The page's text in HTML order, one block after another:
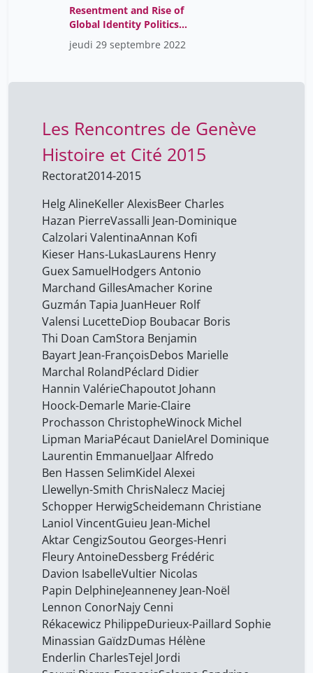
Resentment and Rise of
Global Identity Politics
(VO)
jeudi 29 septembre 2022
Les Rencontres de Genève
Histoire et Cité 2015
Rectorat2014-2015
Helg AlineKeller AlexisBeer Charles
Hazan PierreVassalli Jean-Dominique
Calzolari ValentinaAnnan Kofi
Kieser Hans-LukasLaurens Henry
Guex SamuelHodgers Antonio
Marchand GillesAmacher Korine
Guzmán Tapia JuanHeuer Rolf
Valensi LucetteDiop Boubacar Boris
Thi Doan CamStora Benjamin
Bayart Jean-FrançoisDebos Marielle
Marchal RolandPéclard Didier
Hannin ValérieChapoutot Johann
Hoock-Demarle Marie-Claire
Prochasson ChristopheWinock Michel
Lipman MariaPécaut DanielArel Dominique
Laurentin EmmanuelJaar Alfredo
Ben Hassen SelimKidel Alexei
Llewellyn-Smith ChrisNalecz Maciej
Schopper HerwigScheidemann Christiane
Laniol VincentGuieu Jean-Michel
Aktar CengizSoutou Georges-Henri
Fleury AntoineDessberg Frédéric
Davion IsabelleVultier Nicolas
Papin DelphineJeanneney Jean-Noël
Lennon ConorNajy Cenni
Rékacewicz PhilippeDurieux-Paillard Sophie
Minassian GaïdzDumas Hélène
Enderlin CharlesTejel Jordi